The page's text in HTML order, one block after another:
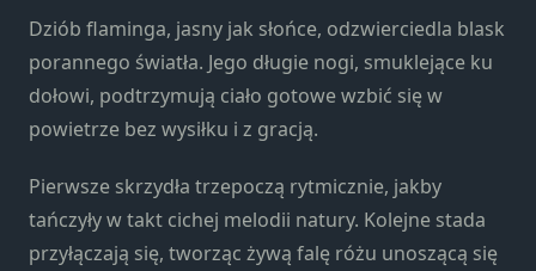
Dziób flaminga, jasny jak słońce, odzwierciedla blask
porannego światła. Jego długie nogi, smuklejące ku
dołowi, podtrzymują ciało gotowe wzbić się w
powietrze bez wysiłku i z gracją.
Pierwsze skrzydła trzepoczą rytmicznie, jakby
tańczyły w takt cichej melodii natury. Kolejne stada
przyłączają się, tworząc żywą falę różu unoszącą się
Te pliki cookie
opcjonalne. Są
one potrzebne
do
strony
internetowej.